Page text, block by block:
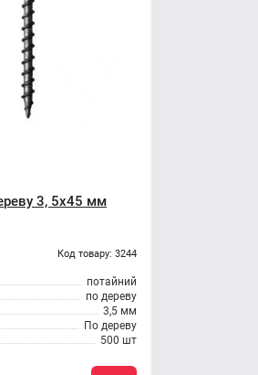
3, 5x45 мм
Код товару: 3244
потайний
по дереву
3,5 мм
По дереву
500 шт